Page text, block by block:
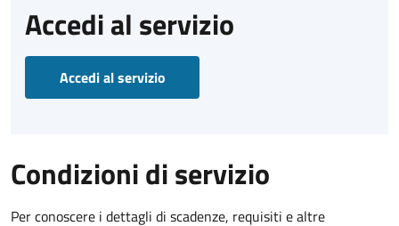
Accedi al servizio
Accedi al servizio
Condizioni di servizio
Per conoscere i dettagli di scadenze, requisiti e altre